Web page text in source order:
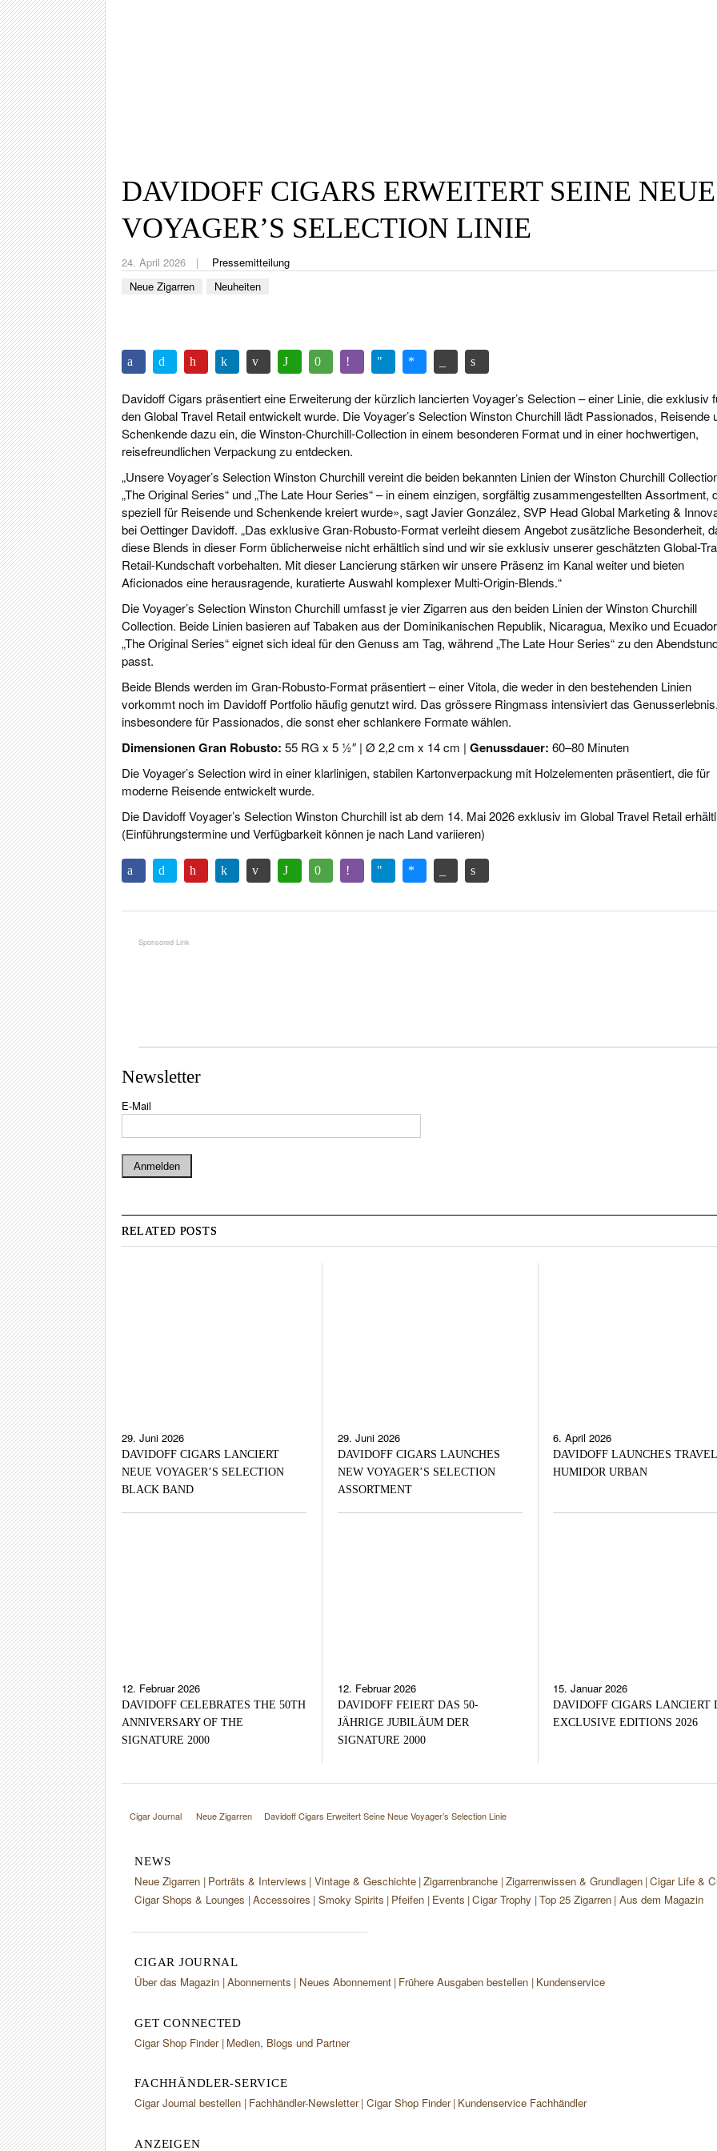
DAVIDOFF CIGARS ERWEITERT SEINE NEUE
VOYAGER’S SELECTION LINIE
24. April 2026
Pressemitteilung
Neue Zigarren
Neuheiten
Davidoff Cigars präsentiert eine Erweiterung der kürzlich lancierten Voyager’s Selection – einer Linie, die exklusiv
den Global Travel Retail entwickelt wurde. Die Voyager’s Selection Winston Churchill lädt Passionados, Reisende
Schenkende dazu ein, die Winston-Churchill-Collection in einem besonderen Format und in einer hochwertigen,
reisefreundlichen Verpackung zu entdecken.
„Unsere Voyager’s Selection Winston Churchill vereint die beiden bekannten Linien der Winston Churchill
„The Original Series“ und „The Late Hour Series“ – in einem einzigen, sorgfältig zusammengestellten Assortment,
speziell für Reisende und Schenkende kreiert wurde», sagt Javier González, SVP Head Global Marketing &
bei Oettinger Davidoff. „Das exklusive Gran-Robusto-Format verleiht diesem Angebot zusätzliche Besonderheit,
diese Blends in dieser Form üblicherweise nicht erhältlich sind und wir sie exklusiv unserer geschätzten Global-
Retail-Kundschaft vorbehalten. Mit dieser Lancierung stärken wir unsere Präsenz im Kanal weiter und bieten
Aficionados eine herausragende, kuratierte Auswahl komplexer Multi-Origin-Blends.“
Die Voyager’s Selection Winston Churchill umfasst je vier Zigarren aus den beiden Linien der Winston Churchill
Collection. Beide Linien basieren auf Tabaken aus der Dominikanischen Republik, Nicaragua, Mexiko und
„The Original Series“ eignet sich ideal für den Genuss am Tag, während „The Late Hour Series“ zu den
passt.
Beide Blends werden im Gran-Robusto-Format präsentiert – einer Vitola, die weder in den bestehenden Linien
vorkommt noch im Davidoff Portfolio häufig genutzt wird. Das grössere Ringmass intensiviert das
insbesondere für Passionados, die sonst eher schlankere Formate wählen.
Dimensionen Gran Robusto: 55 RG x 5 1⁄2″ | Ø 2,2 cm x 14 cm | Genussdauer: 60–80 Minuten
Die Voyager’s Selection wird in einer klarlinigen, stabilen Kartonverpackung mit Holzelementen präsentiert, die für
moderne Reisende entwickelt wurde.
Die Davidoff Voyager’s Selection Winston Churchill ist ab dem 14. Mai 2026 exklusiv im Global Travel Retail
(Einführungstermine und Verfügbarkeit können je nach Land variieren)
Newsletter
E-Mail
RELATED POSTS
29. Juni 2026
DAVIDOFF CIGARS LANCIERT
NEUE VOYAGER’S SELECTION
BLACK BAND
29. Juni 2026
DAVIDOFF CIGARS LAUNCHES
NEW VOYAGER’S SELECTION
ASSORTMENT
6. April 2026
DAVIDOFF LAUNCHES TRAVEL
HUMIDOR URBAN
12. Februar 2026
DAVIDOFF CELEBRATES THE 50TH
ANNIVERSARY OF THE
SIGNATURE 2000
12. Februar 2026
DAVIDOFF FEIERT DAS 50-
JÄHRIGE JUBILÄUM DER
SIGNATURE 2000
15. Januar 2026
DAVIDOFF CIGARS LANCIERT
EXCLUSIVE EDITIONS 2026
Cigar Journal Neue Zigarren Davidoff Cigars Erweitert Seine Neue Voyager’s Selection Linie
NEWS
Neue Zigarren Porträts & Interviews Vintage & Geschichte Zigarrenbranche Zigarrenwissen & Grundlagen Cigar Life &
Cigar Shops & Lounges Accessoires Smoky Spirits Pfeifen Events Cigar Trophy Top 25 Zigarren Aus dem Magazin
CIGAR JOURNAL
Über das Magazin Abonnements Neues Abonnement Frühere Ausgaben bestellen Kundenservice
GET CONNECTED
Cigar Shop Finder Medien, Blogs und Partner
FACHHÄNDLER-SERVICE
Cigar Journal bestellen Fachhändler-Newsletter Cigar Shop Finder Kundenservice Fachhändler
ANZEIGEN